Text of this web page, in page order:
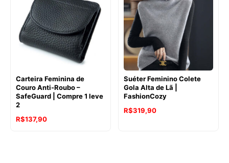
através
R$247,00
Carteira Feminina de
Couro Anti-Roubo –
SafeGuard | Compre 1 leve
2
R$137,90
Suéter Feminino Colete
Gola Alta de Lã |
FashionCozy
R$319,90